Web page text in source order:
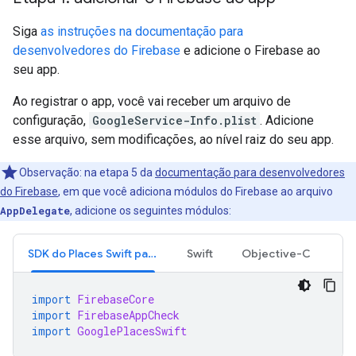
Siga as instruções na documentação para
desenvolvedores do Firebase e adicione o Firebase ao
seu app.
Ao registrar o app, você vai receber um arquivo de
configuração, GoogleService-Info.plist . Adicione
esse arquivo, sem modificações, ao nível raiz do seu app.
Observação: na etapa 5 da documentação para desenvolvedores
do Firebase, em que você adiciona módulos do Firebase ao arquivo
AppDelegate, adicione os seguintes módulos:
SDK do Places Swift para iOS Swift Objective-C
import FirebaseCore
import FirebaseAppCheck
import GooglePlacesSwift